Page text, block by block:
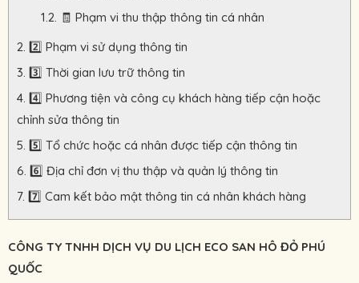
🧾 Phạm vi thu thập thông tin cá nhân
2️⃣ Phạm vi sử dụng thông tin
3️⃣ Thời gian lưu trữ thông tin
4️⃣ Phương tiện và công cụ khách hàng tiếp cận hoặc
chỉnh sửa thông tin
5️⃣ Tổ chức hoặc cá nhân được tiếp cận thông tin
6️⃣ Địa chỉ đơn vị thu thập và quản lý thông tin
7️⃣ Cam kết bảo mật thông tin cá nhân khách hàng
CÔNG TY TNHH DỊCH VỤ DU LỊCH ECO SAN HÔ ĐỎ PHÚ
QUỐC